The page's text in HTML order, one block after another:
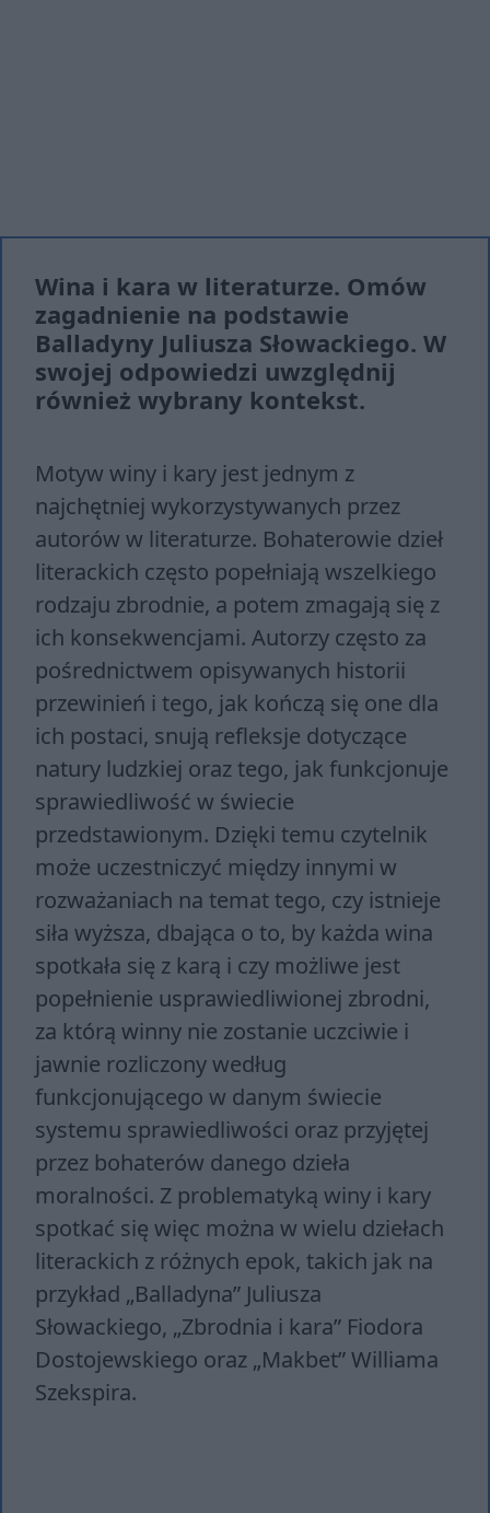
Wina i kara w literaturze. Omów
zagadnienie na podstawie
Balladyny Juliusza Słowackiego. W
swojej odpowiedzi uwzględnij
również wybrany kontekst.
Motyw winy i kary jest jednym z
najchętniej wykorzystywanych przez
autorów w literaturze. Bohaterowie dzieł
literackich często popełniają wszelkiego
rodzaju zbrodnie, a potem zmagają się z
ich konsekwencjami. Autorzy często za
pośrednictwem opisywanych historii
przewinień i tego, jak kończą się one dla
ich postaci, snują refleksje dotyczące
natury ludzkiej oraz tego, jak funkcjonuje
sprawiedliwość w świecie
przedstawionym. Dzięki temu czytelnik
może uczestniczyć między innymi w
rozważaniach na temat tego, czy istnieje
siła wyższa, dbająca o to, by każda wina
spotkała się z karą i czy możliwe jest
popełnienie usprawiedliwionej zbrodni,
za którą winny nie zostanie uczciwie i
jawnie rozliczony według
funkcjonującego w danym świecie
systemu sprawiedliwości oraz przyjętej
przez bohaterów danego dzieła
moralności. Z problematyką winy i kary
spotkać się więc można w wielu dziełach
literackich z różnych epok, takich jak na
przykład „Balladyna” Juliusza
Słowackiego, „Zbrodnia i kara” Fiodora
Dostojewskiego oraz „Makbet” Williama
Szekspira.